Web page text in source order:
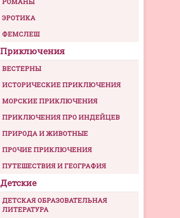
ЭРОТИКА
ФЕМСЛЕШ
Приключения
ВЕСТЕРНЫ
ИСТОРИЧЕСКИЕ ПРИКЛЮЧЕНИЯ
МОРСКИЕ ПРИКЛЮЧЕНИЯ
ПРИКЛЮЧЕНИЯ ПРО ИНДЕЙЦЕВ
ПРИРОДА И ЖИВОТНЫЕ
ПРОЧИЕ ПРИКЛЮЧЕНИЯ
ПУТЕШЕСТВИЯ И ГЕОГРАФИЯ
Детские
ДЕТСКАЯ ОБРАЗОВАТЕЛЬНАЯ
ЛИТЕРАТУРА